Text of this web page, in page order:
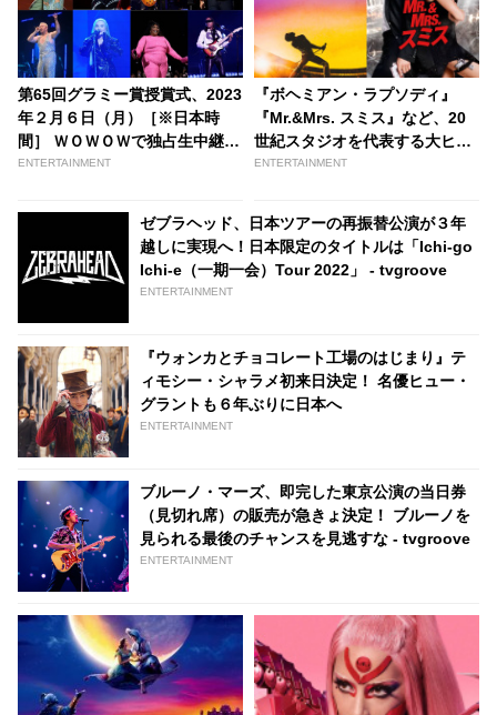
第65回グラミー賞授賞式、2023
年２月６日（月）［※日本時
間］ ＷＯＷＯＷで独占生中継が
決定！ バッド・バニー、メアリ
スらがパフォーマンスを披露 -
ENTERTAINMENT
『ボヘミアン・ラプソディ』
『Mr.&Mrs. スミス』など、20
世紀スタジオを代表する大ヒッ
ト映画11作品がディズニープラ
日より配信開始 - tvgroove
ENTERTAINMENT
ゼブラヘッド、日本ツアーの再振替公演が３年
越しに実現へ！日本限定のタイトルは「Ichi-go
Ichi-e（一期一会）Tour 2022」 - tvgroove
ENTERTAINMENT
『ウォンカとチョコレート工場のはじまり』テ
ィモシー・シャラメ初来日決定！ 名優ヒュー・
グラントも６年ぶりに日本へ
ENTERTAINMENT
ブルーノ・マーズ、即完した東京公演の当日券
（見切れ席）の販売が急きょ決定！ ブルーノを
見られる最後のチャンスを見逃すな - tvgroove
ENTERTAINMENT